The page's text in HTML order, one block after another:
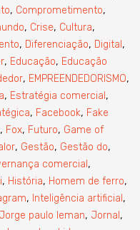
, Comprometimento,
, Crise, Cultura,
, Diferenciação, Digital ,
, Educação, Educação
, EMPREENDEDORISMO,
, Estratégia comercial ,
, Facebook, Fake
, Fox, Futuro, Game of
, Gestão, Gestão do,
comercial ,
, História, Homem de ferro,
, Inteligência artificial ,
Jorge paulo leman, Jornal ,